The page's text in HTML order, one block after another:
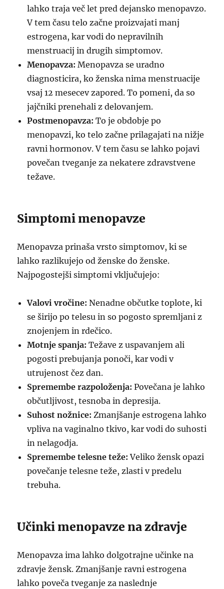
lahko traja več let pred dejansko menopavzo.
V tem času telo začne proizvajati manj
estrogena, kar vodi do nepravilnih
menstruacij in drugih simptomov.
Menopavza: Menopavza se uradno
diagnosticira, ko ženska nima menstruacije
vsaj 12 mesecev zapored. To pomeni, da so
jajčniki prenehali z delovanjem.
Postmenopavza: To je obdobje po
menopavzi, ko telo začne prilagajati na nižje
ravni hormonov. V tem času se lahko pojavi
povečan tveganje za nekatere zdravstvene
težave.
Simptomi menopavze
Menopavza prinaša vrsto simptomov, ki se
lahko razlikujejo od ženske do ženske.
Najpogostejši simptomi vključujejo:
Valovi vročine: Nenadne občutke toplote, ki
se širijo po telesu in so pogosto spremljani z
znojenjem in rdečico.
Motnje spanja: Težave z uspavanjem ali
pogosti prebujanja ponoči, kar vodi v
utrujenost čez dan.
Spremembe razpoloženja: Povečana je lahko
občutljivost, tesnoba in depresija.
Suhost nožnice: Zmanjšanje estrogena lahko
vpliva na vaginalno tkivo, kar vodi do suhosti
in nelagodja.
Spremembe telesne teže: Veliko žensk opazi
povečanje telesne teže, zlasti v predelu
trebuha.
Učinki menopavze na zdravje
Menopavza ima lahko dolgotrajne učinke na
zdravje žensk. Zmanjšanje ravni estrogena
lahko poveča tveganje za naslednje